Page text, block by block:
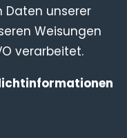
Daten unserer
Weisungen
verarbeitet.